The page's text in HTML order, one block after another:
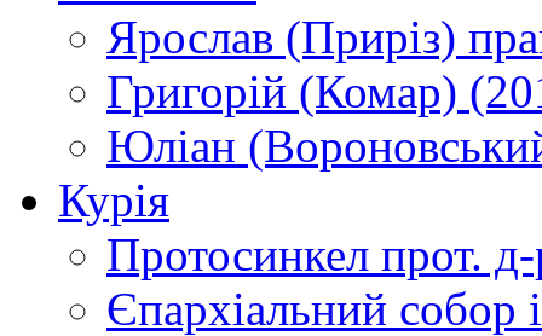
Ярослав (Приріз)
Григорій (Комар)
Юліан
Курія
Протосинкел прот.
Єпархіальний собор